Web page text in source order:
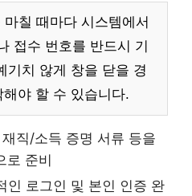
마칠 때마다 시스템에서
접수 번호를 반드시 기
기치 않게 창을 닫을 경
야 할 수 있습니다.
직/소득 증명 서류 등을
로 준비
인 로그인 및 본인 인증 완